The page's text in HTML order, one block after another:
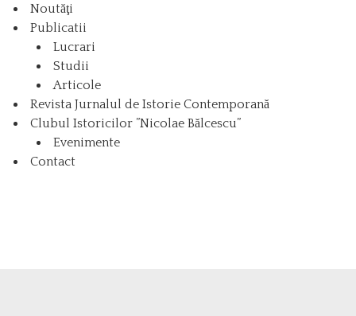
Noutăţi
Publicatii
Lucrari
Studii
Articole
Revista Jurnalul de Istorie Contemporană
Clubul Istoricilor ”Nicolae Bălcescu”
Evenimente
Contact